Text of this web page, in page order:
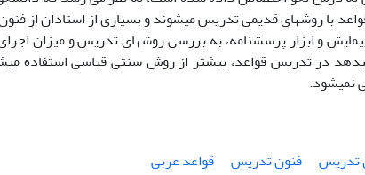
با روشهای قدیمی تدریس میشوند و بسیاری از استادان از
و ابزار پرسشنامه، به بررسی روشهای تدریس و میزان
در تدریس قواعد، بیشتر از روش سنتی قیاسی استفاده
نمی­شود.
تدریس فنون تدریس
قواعد عربی